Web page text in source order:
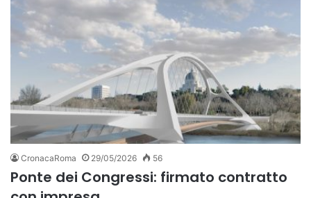
CronacaRoma 29/05/2026 56
Ponte dei Congressi: firmato contratto